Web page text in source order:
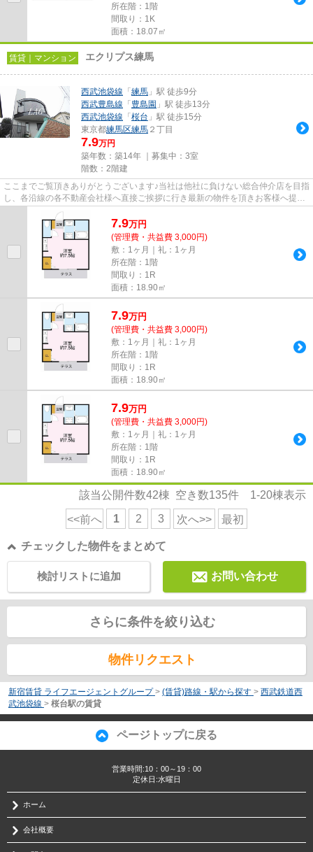
所在階：1階
間取り：1K
面積：18.07㎡
賃貸｜マンション エクリプス練馬
西武池袋線 「 練馬 」駅 徒歩9分
西武豊島線 「 豊島園 」駅 徒歩13分
西武池袋線 「 桜台 」駅 徒歩15分
東京都練馬区練馬 ２丁目
7.9万円
築年数：築14年 ｜募集中： 3室
階数：2階建
ここまでご覧頂きありがとうございます♪当社は他社に負けない総合仲介店を目指
し、各沿線の各不動産会社様へ直接ご挨拶に行き最新の物件を頂きお客様へ提供
しております！最新の情報は...
7.9万円
(管理費・共益費 3,000円)
敷：1ヶ月｜礼：1ヶ月
所在階：1階
間取り：1R
面積：18.90㎡
7.9万円
(管理費・共益費 3,000円)
敷：1ヶ月｜礼：1ヶ月
所在階：1階
間取り：1R
面積：18.90㎡
7.9万円
(管理費・共益費 3,000円)
敷：1ヶ月｜礼：1ヶ月
所在階：1階
間取り：1R
面積：18.90㎡
該当公開件数42棟 空き数135件 1-20棟表示
<<前へ 1 2 3 次へ>> 最初
チェックした物件をまとめて
お問い合わせ
検討リストに追加
さらに条件を絞り込む
物件リクエスト
新宿賃貸 ライフエージェントグループ > (賃貸)路線・駅から探す > 西武鉄道西
武池袋線 > 桜台駅の賃貸
ページトップに戻る
営業時間:10：00～19：00
定休日:水曜日
ホーム
会社概要